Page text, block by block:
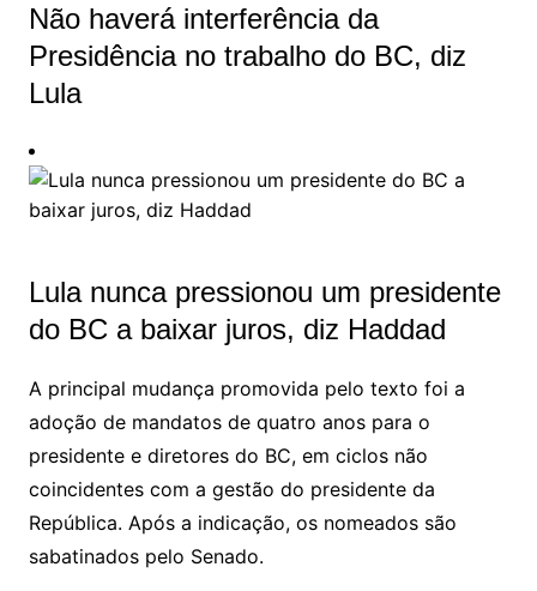
Não haverá interferência da
Presidência no trabalho do BC, diz
Lula
Lula nunca pressionou um presidente
do BC a baixar juros, diz Haddad
A principal mudança promovida pelo texto foi a
adoção de mandatos de quatro anos para o
presidente e diretores do BC, em ciclos não
coincidentes com a gestão do presidente da
República. Após a indicação, os nomeados são
sabatinados pelo Senado.